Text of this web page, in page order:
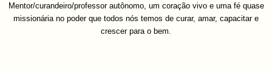
Mentor/curandeiro/professor autônomo, um coração vivo e uma fé quase
missionária no poder que todos nós temos de curar, amar, capacitar e
crescer para o bem.